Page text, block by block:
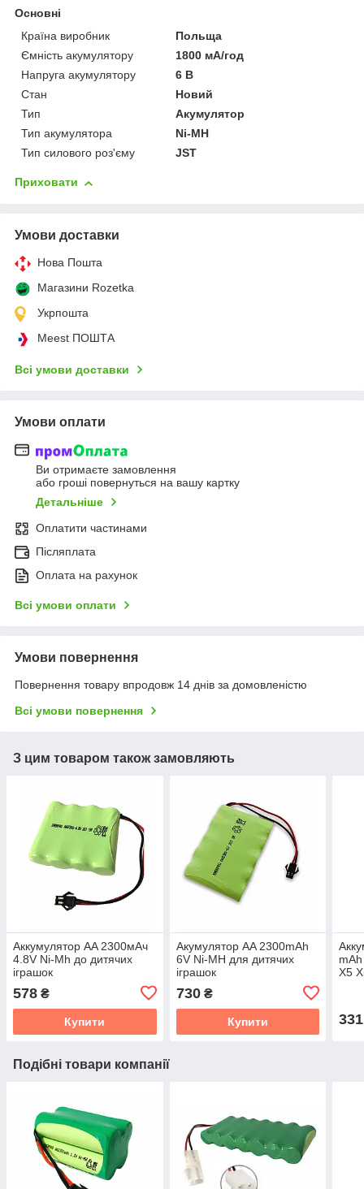
Основні
Країна виробник
Польща
Ємність акумулятору
1800 мА/год
Напруга акумулятору
6 В
Стан
Новий
Тип
Акумулятор
Тип акумулятора
Ni-MH
Тип силового роз'єму
JST
Приховати
Умови доставки
Нова Пошта
Магазини Rozetka
Укрпошта
Meest ПОШТА
Всі умови доставки
Умови оплати
Ви отримаєте замовлення
або гроші повернуться на вашу картку
Детальніше
Оплатити частинами
Післяплата
Оплата на рахунок
Всі умови оплати
Умови повернення
Повернення товару впродовж 14 днів за домовленістю
Всі умови повернення
З цим товаром також замовляють
Аккумулятор AA 2300мАч
4.8V Ni-Mh до дитячих
іграшок
578 ₴
Купити
Акумулятор AA 2300mAh
6V Ni-MH для дитячих
іграшок
730₴
Купити
X5
331
Подібні товари компанії